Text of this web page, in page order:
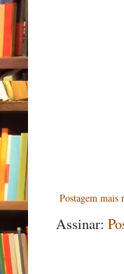
Postagem mais
Assinar: